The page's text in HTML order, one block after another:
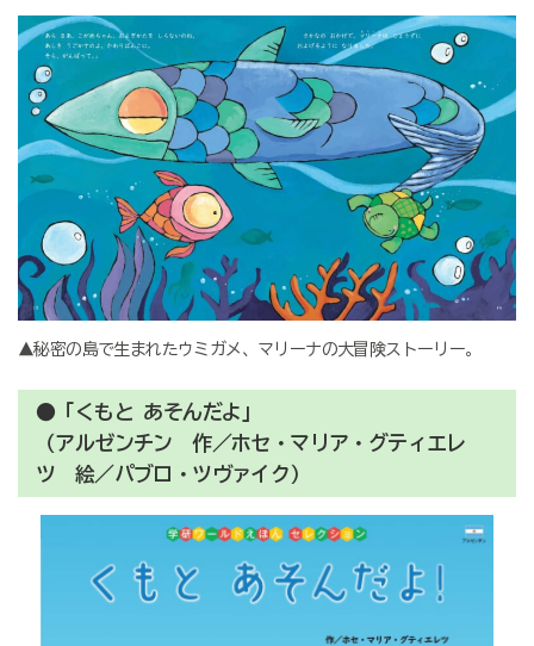
▲秘密の島で生まれたウミガメ、マリーナの大冒険ストーリー。
●「くもと あそんだよ」
（アルゼンチン 作／ホセ・マリア・グティエレ
ツ 絵／パブロ・ツヴァイク）